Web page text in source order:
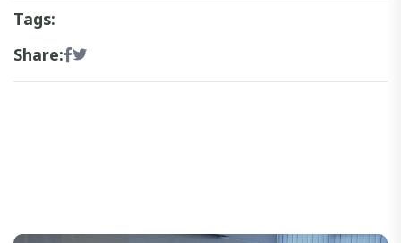
Tags:
Share: